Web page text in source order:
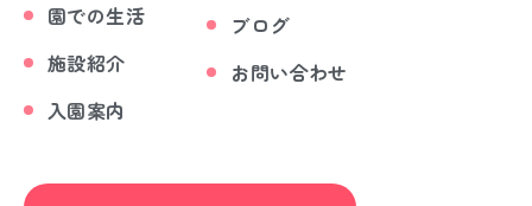
園での生活
施設紹介
入園案内
ブログ
お問い合わせ